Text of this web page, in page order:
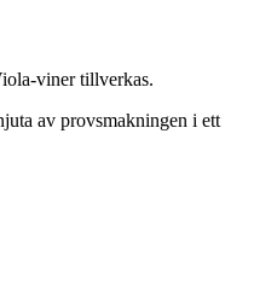
viner tillverkas.
av provsmakningen i ett